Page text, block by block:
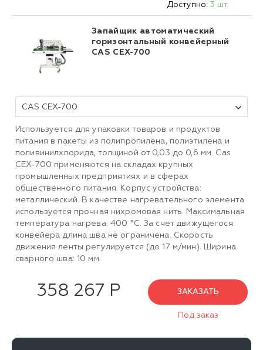
Доступно: 3 шт.
Запайщик автоматический
горизонтальный конвейерный
CAS CEX-700
CAS CEX-700
Используется для упаковки товаров и продуктов
питания в пакеты из полипропилена, полиэтилена и
поливинилхлорида, толщиной от 0,03 до 0,6 мм. Cas
CEX-700 применяются на складах крупных
промышленных предприятиях и в сферах
общественного питания. Корпус устройства:
металлический. В качестве нагревательного элемента
используется прочная нихромовая нить. Максимальная
температура нагрева: 400 °C. За счет движущегося
конвейера длина шва не ограничена. Скорость
движения ленты регулируется (до 17 м/мин). Ширина
сварного шва: 10 мм.
358 267 Р ЗАКАЗАТЬ
Под заказ